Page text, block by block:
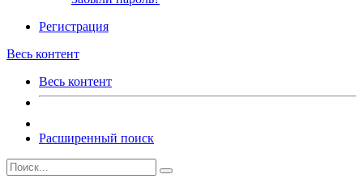
Регистрация
Весь контент
Весь контент
Расширенный поиск